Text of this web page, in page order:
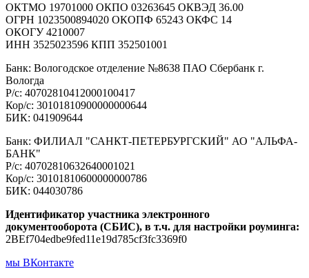
ОКТМО 19701000 ОКПО 03263645 ОКВЭД 36.00
ОГРН 1023500894020 ОКОПФ 65243 ОКФС 14
ОКОГУ 4210007
ИНН 3525023596 КПП 352501001
Банк: Вологодское отделение №8638 ПАО Сбербанк г.
Вологда
Р/с: 40702810412000100417
Кор/с: 30101810900000000644
БИК: 041909644
Банк: ФИЛИАЛ "САНКТ-ПЕТЕРБУРГСКИЙ" АО "АЛЬФА-
БАНК"
Р/с: 40702810632640001021
Кор/с: 30101810600000000786
БИК: 044030786
Идентификатор участника электронного
документооборота (СБИС), в т.ч. для настройки роуминга:
2BEf704edbe9fed11e19d785cf3fc3369f0
мы ВКонтакте